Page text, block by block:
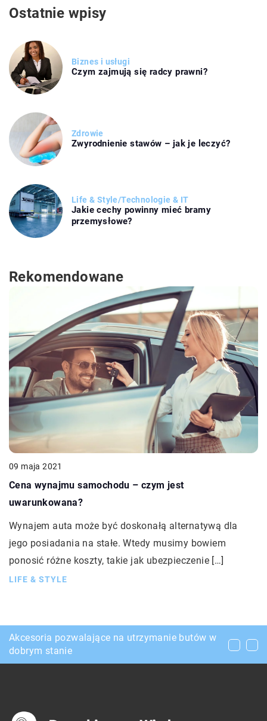
Ostatnie wpisy
Biznes i usługi
Czym zajmują się radcy prawni?
Zdrowie
Zwyrodnienie stawów – jak je leczyć?
Life & Style/Technologie & IT
Jakie cechy powinny mieć bramy
przemysłowe?
Rekomendowane
09 maja 2021
Cena wynajmu samochodu – czym jest
uwarunkowana?
Wynajem auta może być doskonałą alternatywą dla
jego posiadania na stałe. Wtedy musimy bowiem
ponosić różne koszty, takie jak ubezpieczenie […]
LIFE & STYLE
Jak zadbać o swój kręgosłup w trakcie pracy?
Akcesoria pozwalające na utrzymanie butów w
dobrym stanie
Klej do branży opakowań – jaki wybrać?